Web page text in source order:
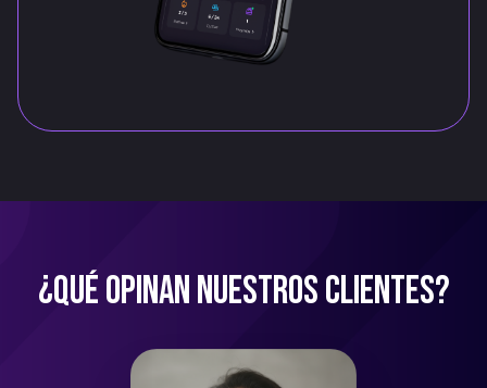
¿QUÉ OPINAN NUESTROS CLIENTES?